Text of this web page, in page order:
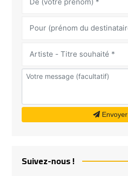
Envoyer
Suivez-nous !